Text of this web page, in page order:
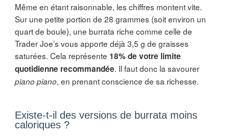
Même en étant raisonnable, les chiffres montent vite.
Sur une petite portion de 28 grammes (soit environ un
quart de boule), une burrata riche comme celle de
Trader Joe’s vous apporte déjà 3,5 g de graisses
saturées. Cela représente 18% de votre limite
quotidienne recommandée. Il faut donc la savourer
piano piano, en prenant conscience de sa richesse.
Existe-t-il des versions de burrata moins
caloriques ?